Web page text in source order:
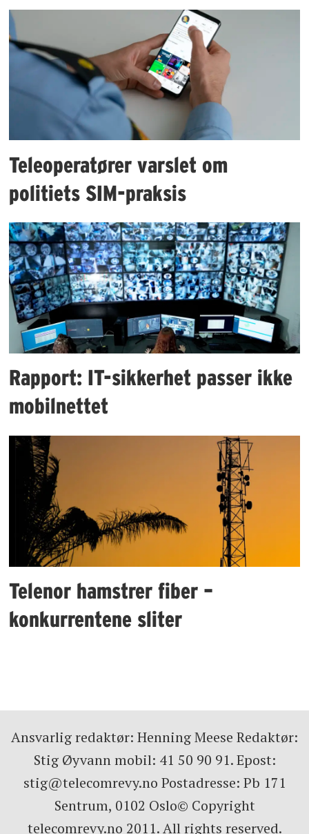
Teleoperatører varslet om
politiets SIM-praksis
Rapport: IT-sikkerhet passer ikke
mobilnettet
Telenor hamstrer fiber –
konkurrentene sliter
Ansvarlig redaktør: Henning Meese Redaktør:
Stig Øyvann mobil: 41 50 90 91. Epost:
stig@telecomrevy.no Postadresse: Pb 171
Sentrum, 0102 Oslo© Copyright
telecomrevy.no 2011. All rights reserved.